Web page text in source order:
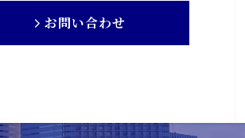
お問い合わせ